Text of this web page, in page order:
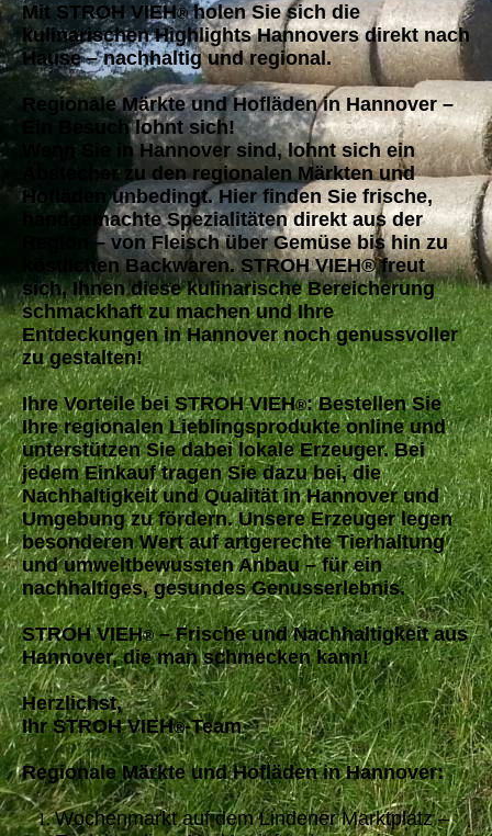
Mit STROH VIEH®holen Sie sich die
kulinarischen Highlights Hannovers direkt nach
Hause – nachhaltig und regional.
Regionale Märkte und Hofläden in Hannover –
Ein Besuch lohnt sich!
Wenn Sie in Hannover sind, lohnt sich ein
Abstecher zu den regionalen Märkten und
Hofläden unbedingt. Hier finden Sie frische,
handgemachte Spezialitäten direkt aus der
Region – von Fleisch über Gemüse bis hin zu
köstlichen Backwaren. STROH VIEH® freut
sich, Ihnen diese kulinarische Bereicherung
schmackhaft zu machen und Ihre
Entdeckungen in Hannover noch genussvoller
zu gestalten!
Ihre Vorteile bei STROH VIEH®: Bestellen Sie
Ihre regionalen Lieblingsprodukte online und
unterstützen Sie dabei lokale Erzeuger. Bei
jedem Einkauf tragen Sie dazu bei, die
Nachhaltigkeit und Qualität in Hannover und
Umgebung zu fördern. Unsere Erzeuger legen
besonderen Wert auf artgerechte Tierhaltung
und umweltbewussten Anbau – für ein
nachhaltiges, gesundes Genusserlebnis.
STROH VIEH®– Frische und Nachhaltigkeit aus
Hannover, die man schmecken kann!
Herzlichst,
Ihr STROH VIEH®-Team
Regionale Märkte und Hofläden in Hannover:
Wochenmarkt auf dem Lindener Marktplatz –